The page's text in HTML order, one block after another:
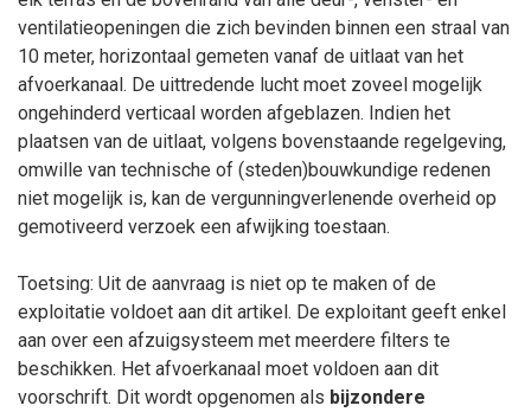
ventilatieopeningen die zich bevinden binnen een straal van
10 meter, horizontaal gemeten vanaf de uitlaat van het
afvoerkanaal. De uittredende lucht moet zoveel mogelijk
ongehinderd verticaal worden afgeblazen. Indien het
plaatsen van de uitlaat, volgens bovenstaande regelgeving,
omwille van technische of (steden)bouwkundige redenen
niet mogelijk is, kan de vergunningverlenende overheid op
gemotiveerd verzoek een afwijking toestaan.
Toetsing: Uit de aanvraag is niet op te maken of de
exploitatie voldoet aan dit artikel. De exploitant geeft enkel
aan over een afzuigsysteem met meerdere filters te
beschikken. Het afvoerkanaal moet voldoen aan dit
voorschrift. Dit wordt opgenomen als bijzondere